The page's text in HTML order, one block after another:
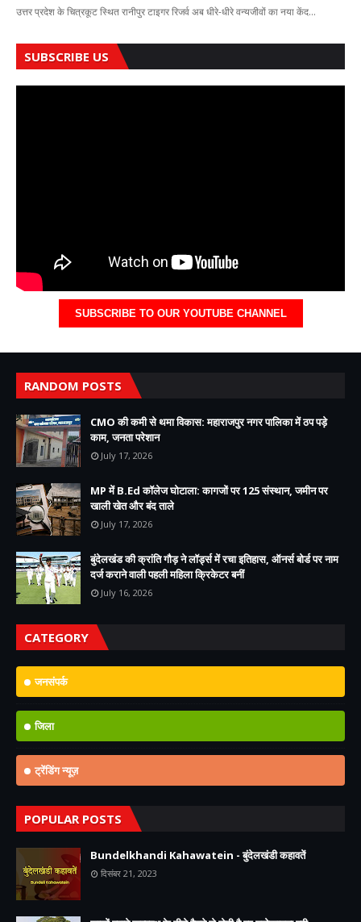
उत्तर प्रदेश के चित्रकूट स्थित रानीपुर टाइगर रिजर्व अब धीरे-धीरे वन्यजीवों का नया केंद…
SUBSCRIBE US
SUBSCRIBE TO OUR YOUTUBE CHANNEL
RANDOM POSTS
CMO की कमी से थमा विकास: महाराजपुर नगर पालिका में ठप पड़े
काम, जनता परेशान
July 17, 2026
MP में B.Ed कॉलेज घोटाला: कागजों पर 125 संस्थान, जमीन पर
खाली खेत और बंद ताले
July 17, 2026
बुंदेलखंड की क्रांति गौड़ ने लॉर्ड्स में रचा इतिहास, ऑनर्स बोर्ड पर नाम
दर्ज कराने वाली पहली महिला क्रिकेटर बनीं
July 16, 2026
CATEGORY
जनसंपर्क
जिला
ट्रेंडिंग न्यूज़
POPULAR POSTS
Bundelkhandi Kahawatein - बुंदेलखंडी कहावतें
दिसंबर 21, 2023